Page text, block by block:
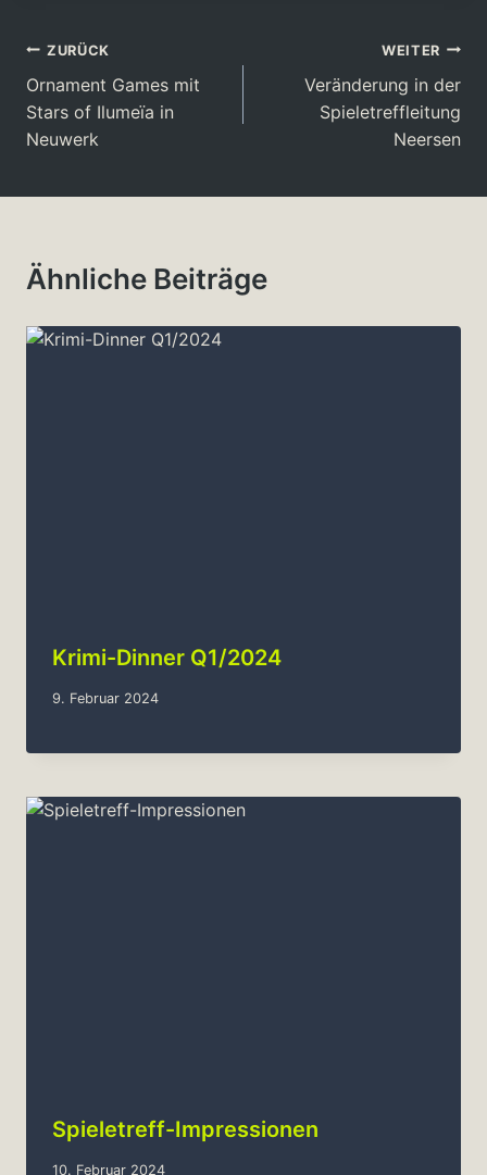
Beitragsnavigation
ZURÜCK
Ornament Games mit
Stars of Ilumeïa in
Neuwerk
WEITER
Veränderung in der
Spieletreffleitung
Neersen
Ähnliche Beiträge
Krimi-Dinner Q1/2024
9. Februar 2024
Spieletreff-Impressionen
10. Februar 2024